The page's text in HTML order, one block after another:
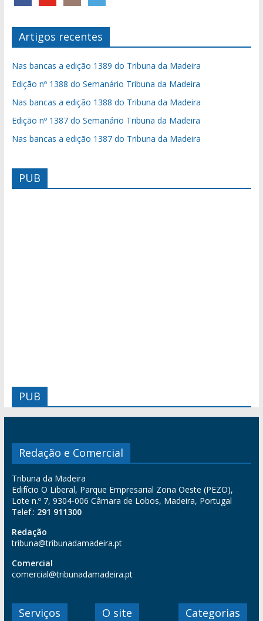
Artigos recentes
Nas bancas a edição 1389 do Tribuna da Madeira
Edição nº 1388 do Semanário Tribuna da Madeira
Nas bancas a edição 1388 do Tribuna da Madeira
Edição nº 1387 do Semanário Tribuna da Madeira
Nas bancas a edição 1387 do Tribuna da Madeira
PUB
PUB
Redação e Comercial
Tribuna da Madeira
Edifício O Liberal, Parque Empresarial Zona Oeste (PEZO),
Lote n.º 7, 9304-006 Câmara de Lobos, Madeira, Portugal
Telef.: 291 911300
Redação
tribuna@tribunadamadeira.pt
Comercial
comercial@tribunadamadeira.pt
Serviços O site Categorias